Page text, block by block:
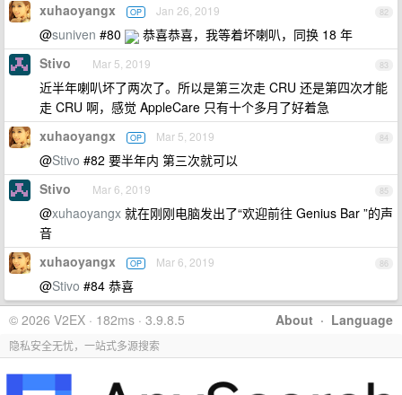
82
xuhaoyangx OP Jan 26, 2019
@suniven #80 恭喜恭喜，我等着坏喇叭，同换 18 年
83
Stivo Mar 5, 2019
近半年喇叭坏了两次了。所以是第三次走 CRU 还是第四次才能
走 CRU 啊，感觉 AppleCare 只有十个多月了好着急
84
xuhaoyangx OP Mar 5, 2019
@Stivo #82 要半年内 第三次就可以
85
Stivo Mar 6, 2019
@xuhaoyangx 就在刚刚电脑发出了“欢迎前往 Genius Bar ”的声
音
86
xuhaoyangx OP Mar 6, 2019
@Stivo #84 恭喜
About · Language
© 2026 V2EX · 182ms · 3.9.8.5
隐私安全无忧，一站式多源搜索